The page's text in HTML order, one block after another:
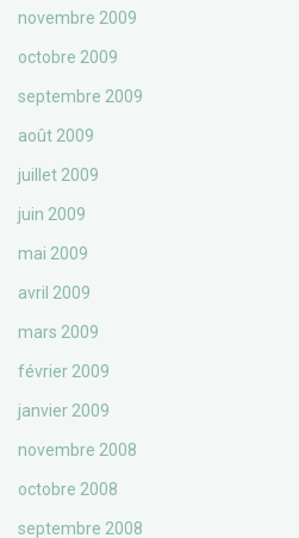
novembre 2009
octobre 2009
septembre 2009
août 2009
juillet 2009
juin 2009
mai 2009
avril 2009
mars 2009
février 2009
janvier 2009
novembre 2008
octobre 2008
septembre 2008